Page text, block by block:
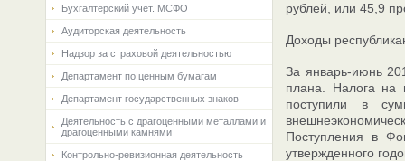
Бухгалтерский учет. МСФО
Аудиторская деятельность
Надзор за страховой деятельностью
Департамент по ценным бумагам
Департамент государственных знаков
Деятельность с драгоценными металлами и
драгоценными камнями
Контрольно-ревизионная деятельность
рублей, или 45,9
Доходы
За январь-июнь
плана. Налога на
поступили в
Поступления в
утвержденного